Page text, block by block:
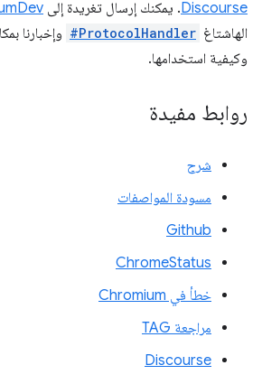
Discourse. يمكنك إرسال تغريدة إلى
الهاشتاغ #ProtocolHandler وإخبارنا
وكيفية استخدامها.
روابط مفيدة
شرح
مسودة المواصفات
Github
ChromeStatus
خطأ في Chromium
مراجعة TAG
Discourse